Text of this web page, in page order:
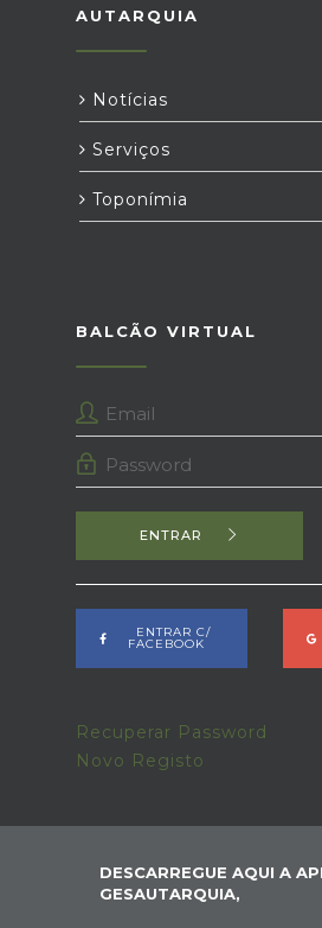
AUTARQUIA
Notícias
Serviços
Toponímia
BALCÃO VIRTUAL
ENTRAR
ENTRAR C/
FACEBOOK
Recuperar Password
Novo Registo
DESCARREGUE AQUI A
GESAUTARQUIA,